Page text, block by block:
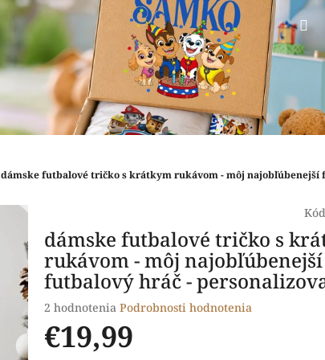
dámske futbalové tričko s krátkym rukávom - môj najobľúbenejší
dámske futbalové tričko s
rukávom - môj najobľúbenejší
futbalový hráč -
Priemerné
produktu
2 hodnotenia Podrobnosti hodnotenia
€19,99